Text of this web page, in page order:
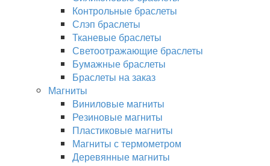
Контрольные браслеты
Слэп браслеты
Тканевые браслеты
Светоотражающие браслеты
Бумажные браслеты
Браслеты на заказ
Магниты
Виниловые магниты
Резиновые магниты
Пластиковые магниты
Магниты с термометром
Деревянные магниты